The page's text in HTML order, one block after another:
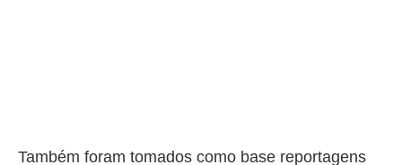
Também foram tomados como base reportagens